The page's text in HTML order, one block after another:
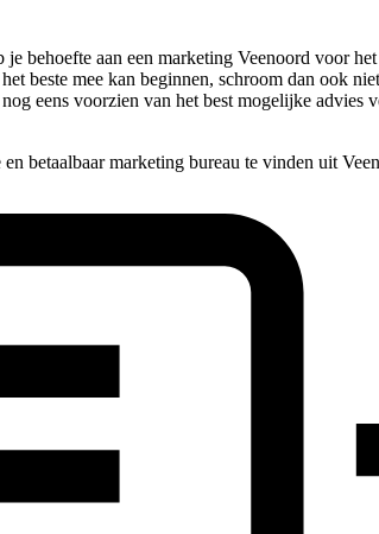
behoefte aan een marketing Veenoord voor
beste mee kan beginnen, schroom dan ook
eens voorzien van het best mogelijke advies
betaalbaar marketing bureau te vinden uit